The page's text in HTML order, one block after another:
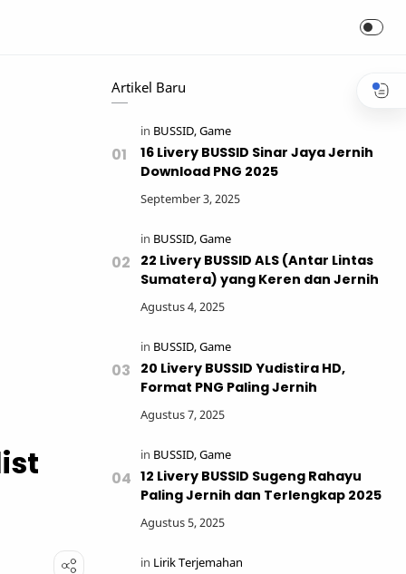
Artikel Baru
16 Livery BUSSID Sinar Jaya Jernih
Download PNG 2025
22 Livery BUSSID ALS (Antar Lintas
Sumatera) yang Keren dan Jernih
20 Livery BUSSID Yudistira HD,
Format PNG Paling Jernih
12 Livery BUSSID Sugeng Rahayu
Paling Jernih dan Terlengkap 2025